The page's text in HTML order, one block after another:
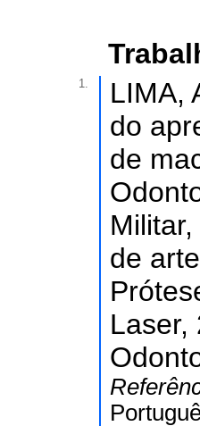
1.
LIMA,
do
de
de
Laser,